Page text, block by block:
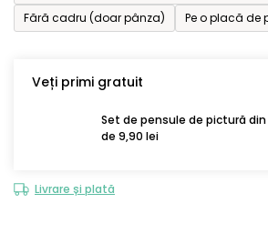
Fără cadru (doar pânza)
Pe o placă de
Veți primi gratuit
Set de pensule de pictură
de 9,90 lei
Livrare și plată